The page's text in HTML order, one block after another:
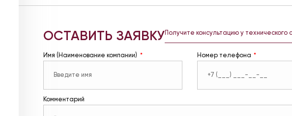
ОСТАВИТЬ ЗАЯВКУПолучите консультацию у технического
Имя (Наименование компании) Номер телефона
Комментарий